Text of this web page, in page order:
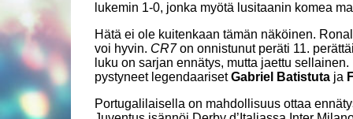
lukemin 1-0, jonka myötä lusitaanin komea
Hätä ei ole kuitenkaan tämän näköinen.
voi hyvin. CR7on onnistunut peräti 11.
luku on sarjan ennätys, mutta jaettu
pystyneet legendaarisetGabriel Batistuta ja
Portugalilaisella on mahdollisuus ottaa